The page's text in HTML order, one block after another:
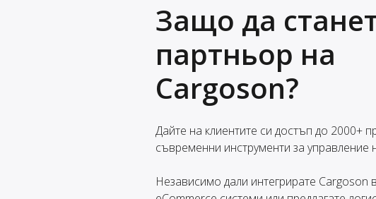
Защо да
партньор на
Cargoson?
Дайте на клиентите си достъп до 2000+
съвременни инструменти за управление
Независимо дали интегрирате Cargoson